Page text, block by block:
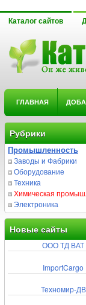
Каталог сайтов
ГЛАВНАЯ
Рубрики
Промышленность
Заводы и Фабрики
Оборудование
Техника
Химическая
Электроника
Новые сайты
ООО ТД ВАТ
ImportCargo
Техномир-ДВ